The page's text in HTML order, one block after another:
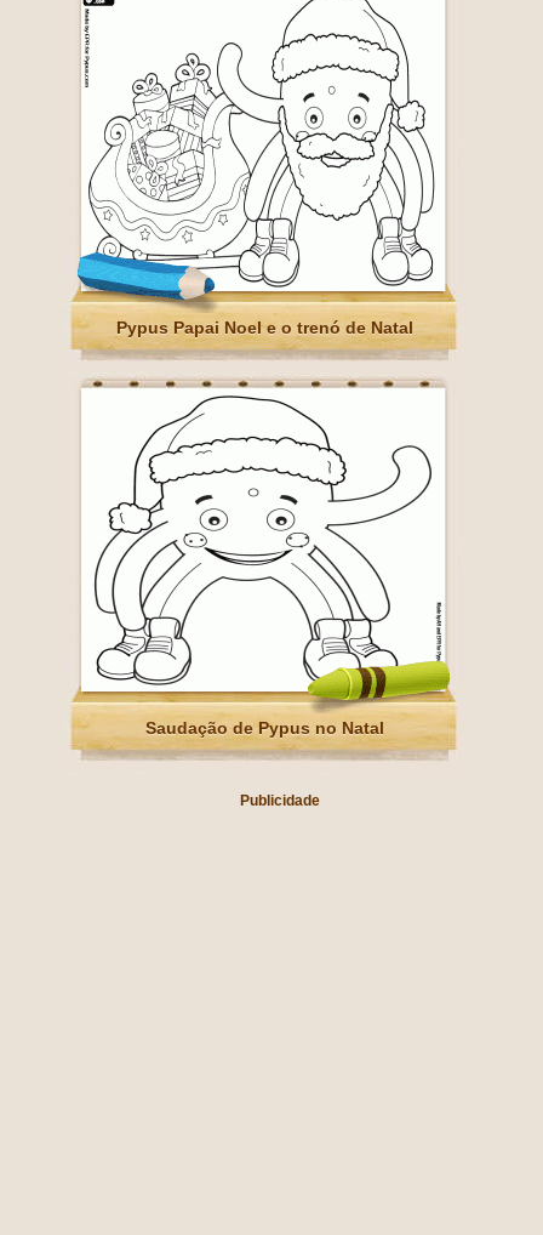
Pypus Papai Noel e o trenó de Natal
Saudação de Pypus no Natal
Publicidade